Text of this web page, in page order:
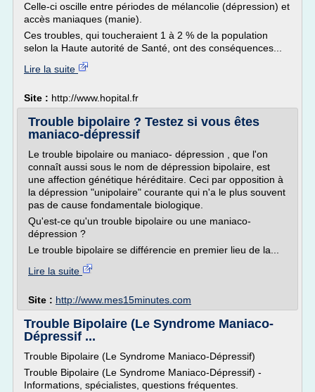
Celle-ci oscille entre périodes de mélancolie (dépression) et
accès maniaques (manie).
Ces troubles, qui toucheraient 1 à 2 % de la population
selon la Haute autorité de Santé, ont des conséquences...
Lire la suite
Site : http://www.hopital.fr
Trouble bipolaire ? Testez si vous êtes
maniaco-dépressif
Le trouble bipolaire ou maniaco- dépression , que l'on
connaît aussi sous le nom de dépression bipolaire, est
une affection génétique héréditaire. Ceci par opposition à
la dépression "unipolaire" courante qui n'a le plus souvent
pas de cause fondamentale biologique.
Qu'est-ce qu'un trouble bipolaire ou une maniaco-
dépression ?
Le trouble bipolaire se différencie en premier lieu de la...
Lire la suite
Site : http://www.mes15minutes.com
Trouble Bipolaire (Le Syndrome Maniaco-
Dépressif ...
Trouble Bipolaire (Le Syndrome Maniaco-Dépressif)
Trouble Bipolaire (Le Syndrome Maniaco-Dépressif) -
Informations, spécialistes, questions fréquentes.